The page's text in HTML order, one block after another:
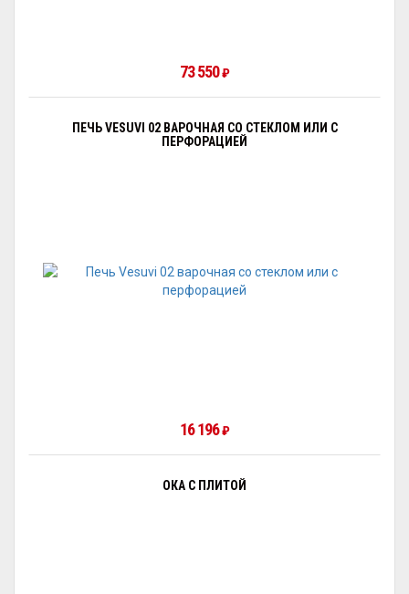
73 550₽
ПЕЧЬ VESUVI 02 ВАРОЧНАЯ СО СТЕКЛОМ ИЛИ С
ПЕРФОРАЦИЕЙ
16 196₽
ОКА С ПЛИТОЙ